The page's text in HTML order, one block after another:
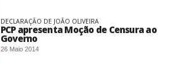
DECLARAÇÃO DE JOÃO OLIVEIRA
PCP apresenta Moção de Censura ao
Governo
26 Maio 2014